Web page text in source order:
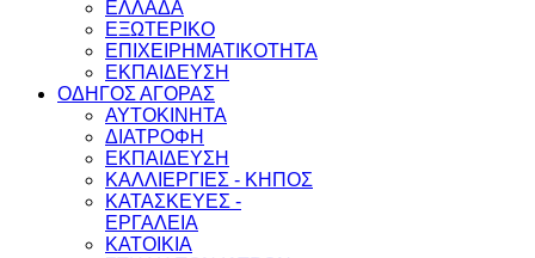
ΕΛΛΑΔΑ
ΕΞΩΤΕΡΙΚΟ
ΕΠΙΧΕΙΡΗΜΑΤΙΚΟΤΗΤΑ
ΕΚΠΑΙΔΕΥΣΗ
ΟΔΗΓΟΣ ΑΓΟΡΑΣ
ΑΥΤΟΚΙΝΗΤΑ
ΔΙΑΤΡΟΦΗ
ΕΚΠΑΙΔΕΥΣΗ
ΚΑΛΛΙΕΡΓΙΕΣ - ΚΗΠΟΣ
ΚΑΤΑΣΚΕΥΕΣ -
ΕΡΓΑΛΕΙΑ
ΚΑΤΟΙΚΙΑ